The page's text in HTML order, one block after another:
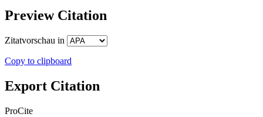
Preview Citation
Zitatvorschau in
Copy to clipboard
Export Citation
ProCite